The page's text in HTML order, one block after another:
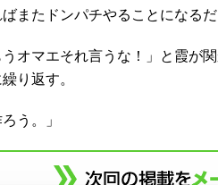
またドンパチやることになる
オマエそれ言うな！」と霞が
り返す。
う。」